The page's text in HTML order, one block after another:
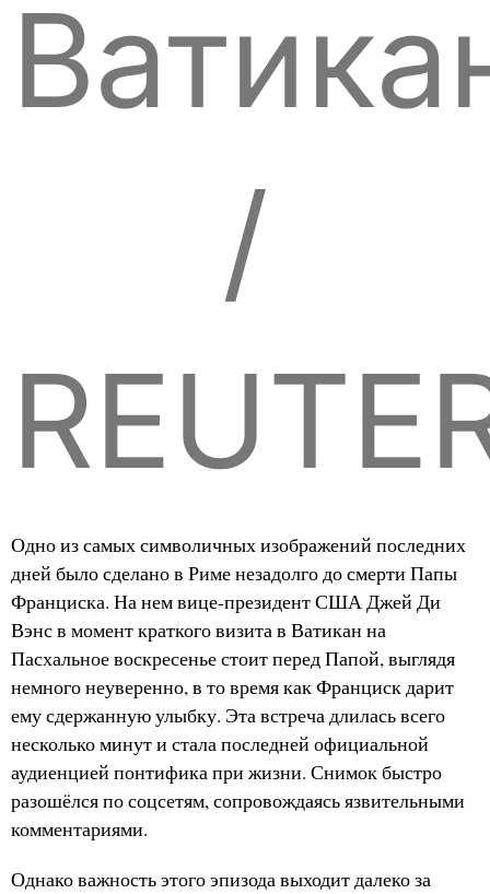
/
Одно из самых символичных изображений последних
дней было сделано в Риме незадолго до смерти Папы
Франциска. На нем вице-президент США Джей Ди
Вэнс в момент краткого визита в Ватикан на
Пасхальное воскресенье стоит перед Папой, выглядя
немного неуверенно, в то время как Франциск дарит
ему сдержанную улыбку. Эта встреча длилась всего
несколько минут и стала последней официальной
аудиенцией понтифика при жизни. Снимок быстро
разошёлся по соцсетям, сопровождаясь язвительными
комментариями.
Однако важность этого эпизода выходит далеко за